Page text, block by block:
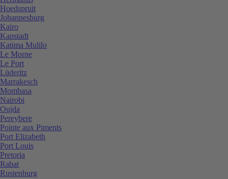
Hoedspruit
Johannesburg
Kairo
Kapstadt
Katima Mulilo
Le Morne
Le Port
Lüderitz
Marrakesch
Mombasa
Nairobi
Oujda
Pereybere
Pointe aux Piments
Port Elizabeth
Port Louis
Pretoria
Rabat
Rustenburg